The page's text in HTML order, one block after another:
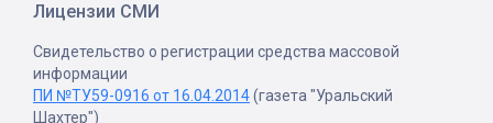
Лицензии СМИ
Свидетельство о регистрации средства массовой
информации
ПИ №ТУ59-0916 от 16.04.2014(газета "Уральский
Шахтер")